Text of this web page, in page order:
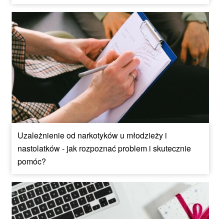
Uzależnienie od narkotyków u młodzieży i
nastolatków - jak rozpoznać problem i skutecznie
pomóc?